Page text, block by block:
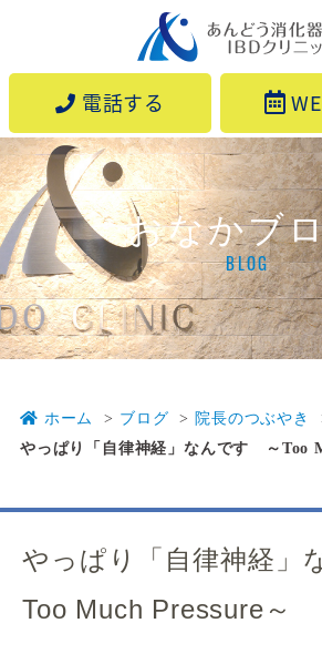
電話する
おなかブ
BLOG
ホーム ブログ
院長のつぶやき
やっぱり「自律神経」なんです ～Too
やっぱり「自律神経」
Too Much Pressure～